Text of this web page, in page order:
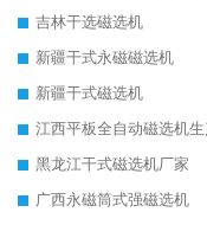
吉林干选磁选机
新疆干式永磁磁选机
新疆干式磁选机
黑龙江干式磁选机厂家
广西永磁筒式强磁选机